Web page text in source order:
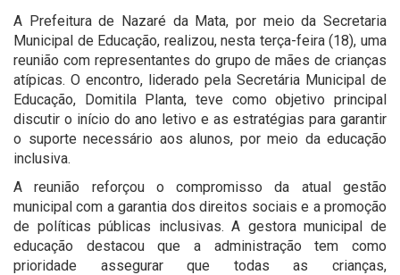
A Prefeitura de Nazaré da Mata, por meio da Secretaria
Municipal de Educação, realizou, nesta terça-feira (18), uma
reunião com representantes do grupo de mães de crianças
atípicas. O encontro, liderado pela Secretária Municipal de
Educação, Domitila Planta, teve como objetivo principal
discutir o início do ano letivo e as estratégias para garantir
o suporte necessário aos alunos, por meio da educação
inclusiva.
A reunião reforçou o compromisso da atual gestão
municipal com a garantia dos direitos sociais e a promoção
de políticas públicas inclusivas. A gestora municipal de
educação destacou que a administração tem como
prioridade assegurar que todas as crianças,